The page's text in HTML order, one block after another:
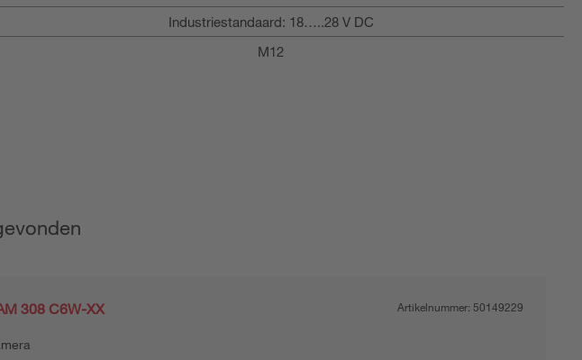
Industriestandaard: 18…..28 V DC
M12
308 C6W-XX Artikelnummer: 50149229